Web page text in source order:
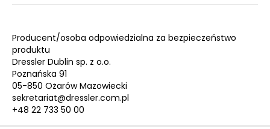
Producent/osoba odpowiedzialna za bezpieczeństwo
produktu
Dressler Dublin sp. z o.o.
Poznańska 91
05-850 Ożarów Mazowiecki
sekretariat@dressler.com.pl
+48 22 733 50 00